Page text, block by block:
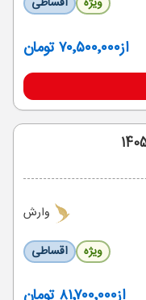
از۷۰٬۵۰۰٬۰۰۰ تومان
وارش
ویژه
اقساطی